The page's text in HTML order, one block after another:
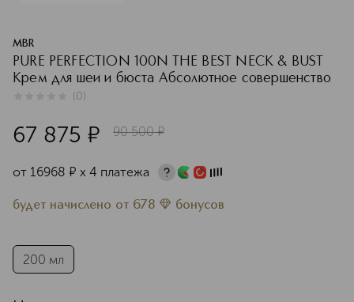
MBR
PURE PERFECTION 100N THE BEST NECK & BUST
Крем для шеи и бюста Абсолютное совершенство
(0)
67 875 ¤ 90 500 ¤
от 16968 ¤ х 4 платежа
будет начислено от 678 бонусов
200 мл